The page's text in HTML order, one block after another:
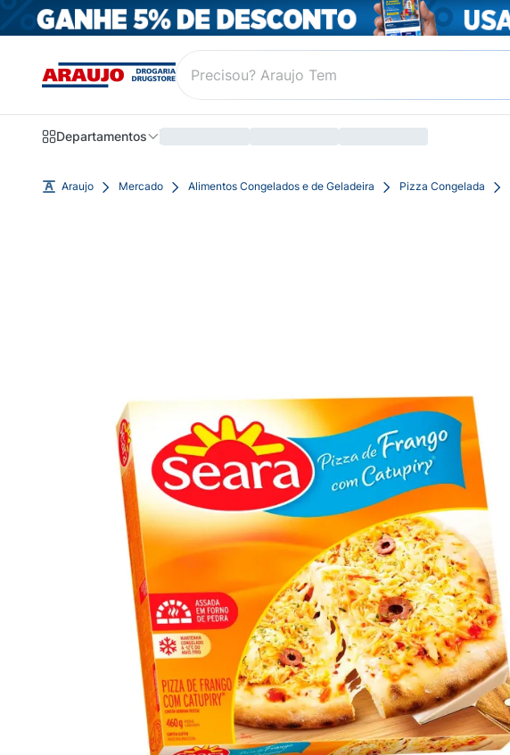
Departamentos
Araujo Mercado Alimentos Congelados e de Geladeira Pizza Congelada